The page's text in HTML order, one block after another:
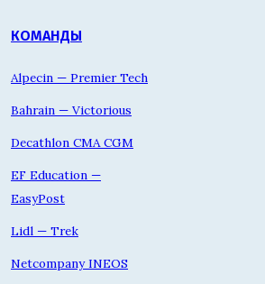
КОМАНДЫ
Alpecin — Premier Tech
Bahrain — Victorious
Decathlon CMA CGM
EF Education —
EasyPost
Lidl — Trek
Netcompany INEOS